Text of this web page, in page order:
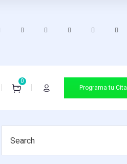
0
Programa tu Cita